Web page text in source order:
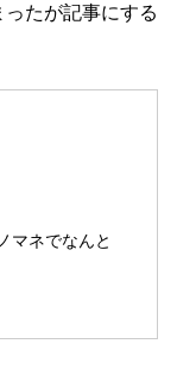
たが記事にする
マネでなんと